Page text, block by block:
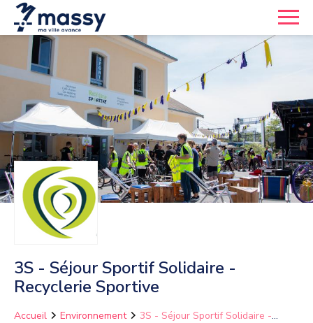
3S - Séjour Sportif Solidaire -
Recyclerie Sportive
Accueil Environnement
3S - Séjour Sportif Solidaire -